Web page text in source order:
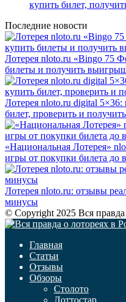
купить билет,
Последние новости
Лотерея nloto.ru «Bingo 75
билеты и получить
Лотерея nloto.ru digital
билет, проверить и
«Национальная Лотерея»
игры от покупки билета до
Лотерея nloto.ru: отзывы
минусы
© Copyright 2025 Вся
Главная
Статьи
Отзывы
Обзоры
Столото